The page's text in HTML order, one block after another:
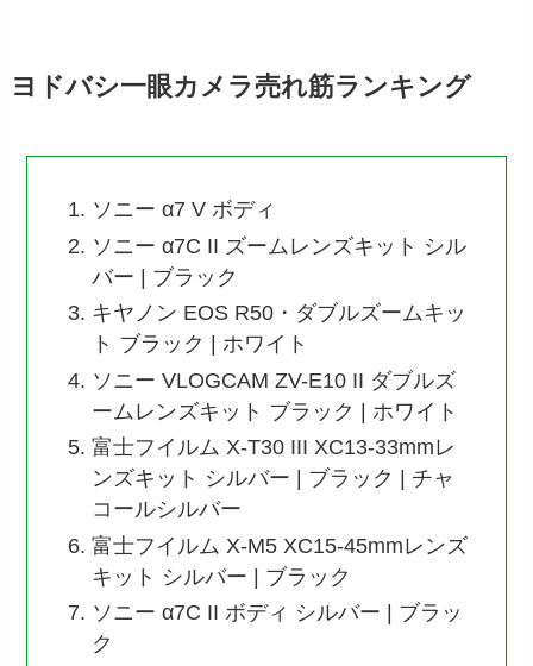
ヨドバシ一眼カメラ売れ筋ランキング
ソニー α7 V ボディ
ソニー α7C II ズームレンズキット シル
バー | ブラック
キヤノン EOS R50・ダブルズームキッ
ト ブラック | ホワイト
ソニー VLOGCAM ZV-E10 II ダブルズ
ームレンズキット ブラック | ホワイト
富士フイルム X-T30 III XC13-33mmレ
ンズキット シルバー | ブラック | チャ
コールシルバー
富士フイルム X-M5 XC15-45mmレンズ
キット シルバー | ブラック
ソニー α7C II ボディ シルバー | ブラッ
ク